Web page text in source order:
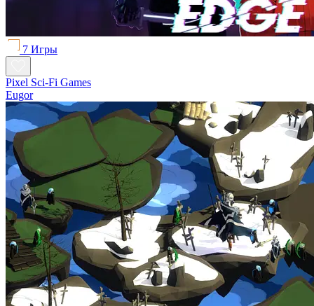
7 Игры
Pixel Sci-Fi Games
Eugor